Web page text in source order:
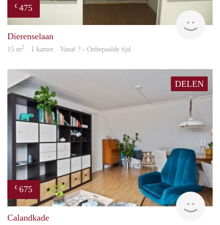
€ 475
Dierenselaan
15 m2 · 1 kamer · Vanaf ? - Onbepaalde tijd
DELEN
€ 675
Calandkade